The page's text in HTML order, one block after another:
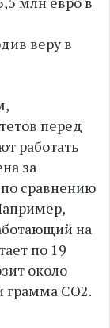
веру в
перед
работать
за
сравнению
на
по 19
около
грамма CO2.